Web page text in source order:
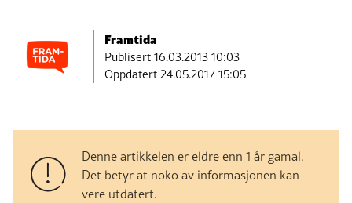
Framtida
Publisert16.03.2013 10:03
Oppdatert 24.05.2017 15:05
Denne artikkelen er eldre enn 1 år gamal.
Det betyr at noko av informasjonen kan
vere utdatert.